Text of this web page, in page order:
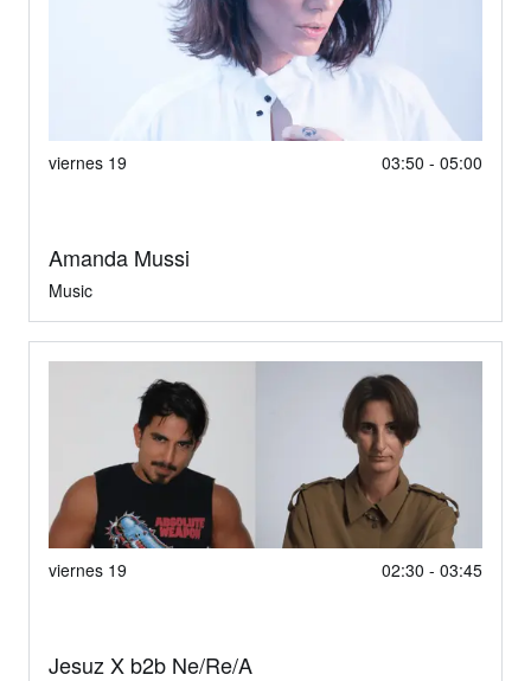
viernes 19 03:50 - 05:00
Amanda Mussi
Music
viernes 19 02:30 - 03:45
Jesuz X b2b Ne/Re/A